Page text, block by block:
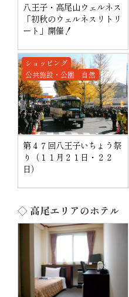
八王子・高尾山ウェルネス
「初秋のウェルネスリトリ
ート」開催！
ショッピング
公共施設・公園
自然
第４７回八王子いちょう祭
り（１１月２１日・２２
日）
◇ 高尾エリアのホテル